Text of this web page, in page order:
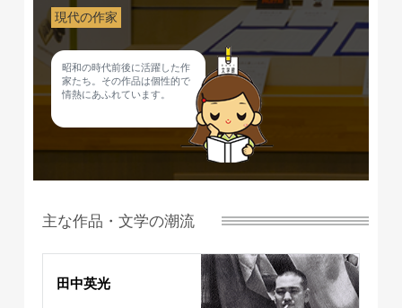
現代の作家
昭和の時代前後に活躍した作
家たち。その作品は個性的で
情熱にあふれています。
主な作品・文学の潮流
田中英光